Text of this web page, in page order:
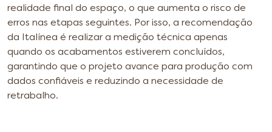
realidade final do espaço, o que aumenta o risco de
erros nas etapas seguintes. Por isso, a recomendação
da Italínea é realizar a medição técnica apenas
quando os acabamentos estiverem concluídos,
garantindo que o projeto avance para produção com
dados confiáveis e reduzindo a necessidade de
retrabalho.